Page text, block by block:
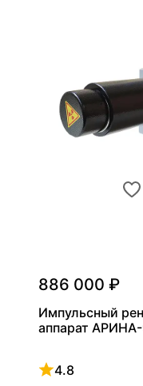
886 000 ₽
Импульсный
аппарат
4.8
Рейтинг 4.8 из 5